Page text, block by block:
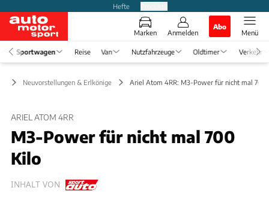
Hefte
Marken Anmelden
Abo
Menü
Sportwagen Reise Van Nutzfahrzeuge Oldtimer Verkehr
Neuvorstellungen & Erlkönige Ariel Atom 4RR: M3-Power für nicht mal 700
ARIEL ATOM 4RR
M3-Power für nicht mal 700
Kilo
INHALT VON